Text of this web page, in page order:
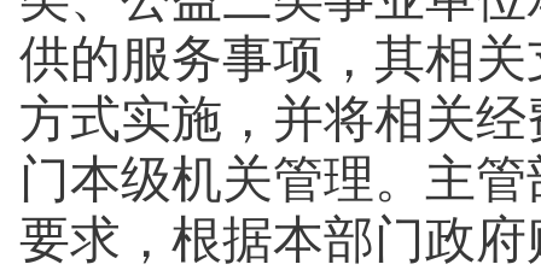
供的服务事项，其相
方式实施，并将相关
门本级机关管理。主
要求，根据本部门政